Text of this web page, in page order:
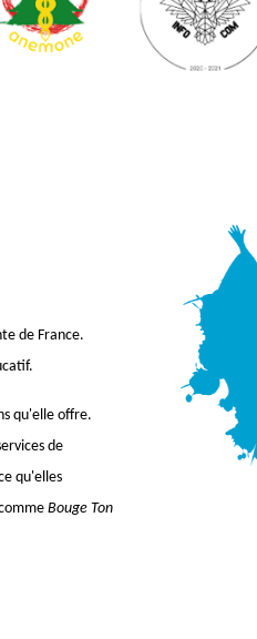
de France.
qu'elle offre.
de
qu'elles
Bouge Ton